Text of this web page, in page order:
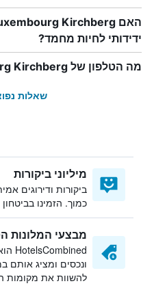
ידידותי לחיות מחמד?
מה הטלפון של Novotel Luxembourg Kirchberg?
שאלות
מיליוני ביקורות
ביקורות ודירוגים
כמוך. הזמינו
מבצעי המלונות
ונכסים ומציג
להשוות את מקומות